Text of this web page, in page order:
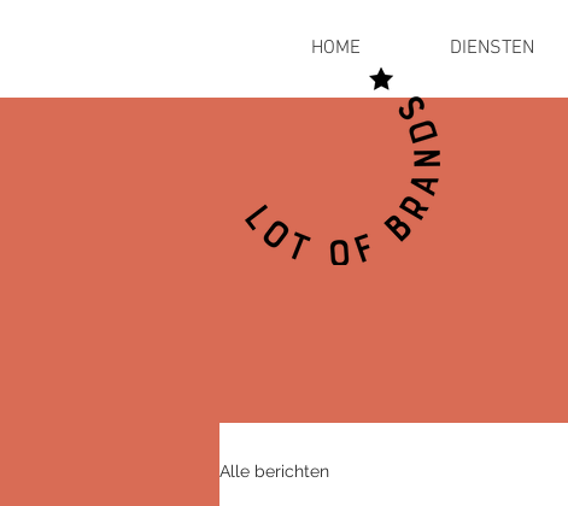
HOME DIENSTEN
Alle berichten